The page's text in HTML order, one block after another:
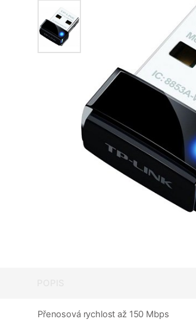
Přenosová rychlost až 150 Mbps